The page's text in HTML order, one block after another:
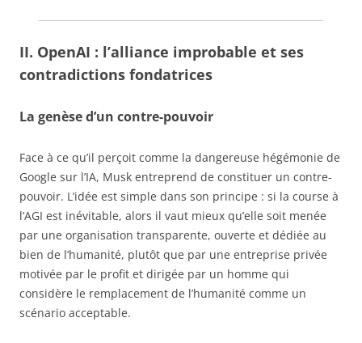
II. OpenAI : l’alliance improbable et ses
contradictions fondatrices
La genèse d’un contre-pouvoir
Face à ce qu’il perçoit comme la dangereuse hégémonie de
Google sur l’IA, Musk entreprend de constituer un contre-
pouvoir. L’idée est simple dans son principe : si la course à
l’AGI est inévitable, alors il vaut mieux qu’elle soit menée
par une organisation transparente, ouverte et dédiée au
bien de l’humanité, plutôt que par une entreprise privée
motivée par le profit et dirigée par un homme qui
considère le remplacement de l’humanité comme un
scénario acceptable.